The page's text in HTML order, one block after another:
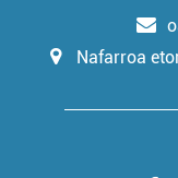
Nafarroa